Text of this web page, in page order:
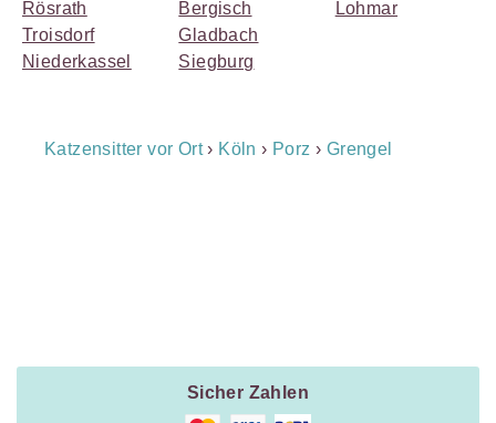
Rösrath
Troisdorf
Niederkassel
Bergisch
Gladbach
Siegburg
Lohmar
Breadcrumb
Katzensitter vor Ort› Köln › Porz › Grengel
Sicher Zahlen